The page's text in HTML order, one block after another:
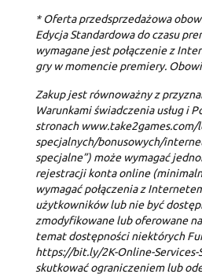
* Oferta przedsprzedażowa
Edycja Standardowa do czasu
wymagane jest połączenie z
gry w momencie premiery.
Zakup jest równoważny z
Warunkami świadczenia usług i
stronach
specjalnych/bonusowych/
specjalne”) może wymagać
rejestracji konta online
wymagać połączenia z
użytkowników lub nie być
zmodyfikowane lub oferowane
temat dostępności niektórych
https://bit.ly/2K-Online-Services-
skutkować ograniczeniem lub